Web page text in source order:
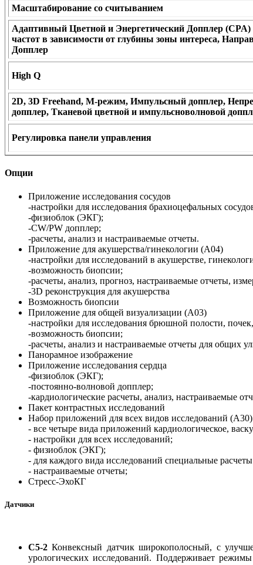
Масштабирование со считыванием
Адаптивный Цветной и Энергетический Допплер (CPA)
частот в зависимости от глубины зоны интереса,
Допплер
High Q
2D, 3D Freehand, M-режим, Импульсный допплер,
допплер, Тканевой цветной и импульсноволновой
Регулировка панели управления
Опции
Приложение исследования сосудов
-настройки для исследования брахиоцефальных
-физиоблок (ЭКГ);
-СW/PW допплер;
-расчеты, анализ и настраиваемые отчеты.
Приложение для акушерства/гинекологии (А04)
-настройки для исследований в акушерстве,
-возможность биопсии;
-расчеты, анализ, прогноз, настраиваемые отчеты,
-3D реконструкция для акушерства
Возможность биопсии
Приложение для общей визуализации (А03)
-настройки для исследования брюшной полости,
-возможность биопсии;
-расчеты, анализ и настраиваемые отчеты для общих
Панорамное изображение
Приложение исследования сердца
-физиоблок (ЭКГ);
-постоянно-волновой допплер;
-кардиологические расчеты, анализ, настраиваемые
Пакет контрастных исследований
Набор приложений для всех видов исследований (А30)
- все четыре вида приложений кардиологическое,
- настройки для всех исследований;
- физиоблок (ЭКГ);
- для каждого вида исследований специальные
- настраиваемые отчеты;
Cтресс-ЭхоКГ
Датчики
C5-2 Конвексный датчик широкополосный, с
урологических исследований. Поддерживает